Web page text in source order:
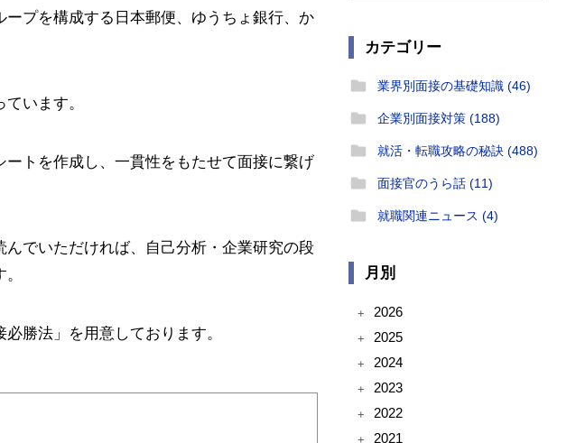
プを構成する日本郵便、ゆうちょ銀行、か
います。
トを作成し、一貫性をもたせて面接に繋げ
でいただければ、自己分析・企業研究の段
勝法」を用意しております。
カテゴリー
業界別面接の基礎知識 (46)
企業別面接対策 (188)
就活・転職攻略の秘訣 (488)
面接官のうら話 (11)
就職関連ニュース (4)
月別
+ 2026
+ 2025
+ 2024
+ 2023
+ 2022
+ 2021